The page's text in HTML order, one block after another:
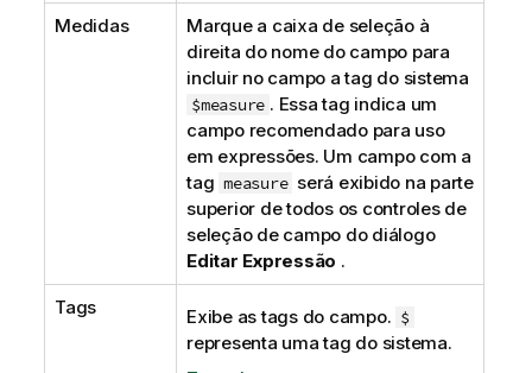
Medidas
Marque a caixa de seleção à
direita do nome do campo para
incluir no campo a tag do sistema
$measure . Essa tag indica um
campo recomendado para uso
em expressões. Um campo com a
tag measure será exibido na parte
superior de todos os controles de
seleção de campo do diálogo
Editar Expressão .
Tags Exibe as tags do campo. $
representa uma tag do sistema.